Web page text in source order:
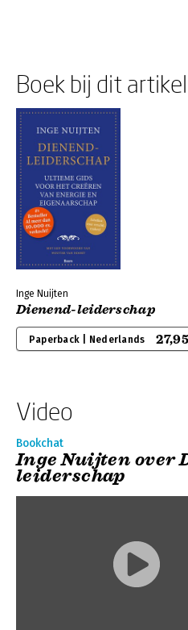
Boek bij dit artikel
Inge Nuijten
Dienend-leiderschap
Paperback | Nederlands 27,95
Video
Bookchat
Inge Nuijten over
leiderschap